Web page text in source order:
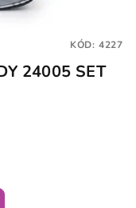
24005 SET
KÓD: 4227